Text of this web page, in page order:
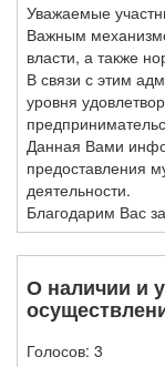
Уважаемые
Важным
власти, а также
В связи с этим
уровня
Данная Вами
предоставления
деятельности.
Благодарим Вас
О наличии и
Голосов: 3